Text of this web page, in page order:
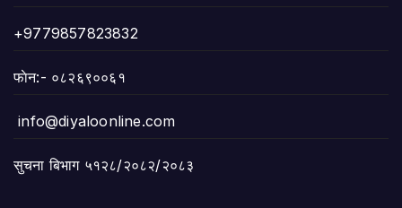
+9779857823832
फाेन:- ०८२६९००६१
info@diyaloonline.com
सुचना बिभाग ५१२८/२०८२/२०८३